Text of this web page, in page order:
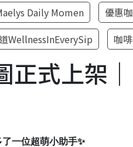
Daily Momen 優惠
WellnessInEverySip 咖
正式上架
了一位超萌小助手✨